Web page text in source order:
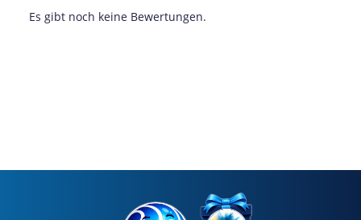
Es gibt noch keine Bewertungen.